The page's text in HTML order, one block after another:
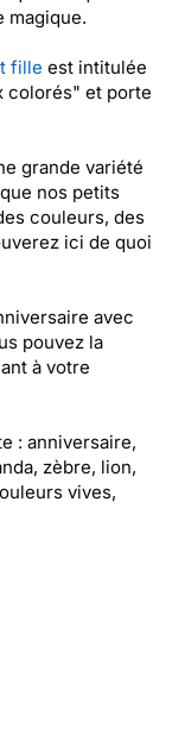
magique.
fille est intitulée
colorés" et porte
grande variété
nos petits
couleurs, des
ici de quoi
avec
pouvez la
à votre
: anniversaire,
zèbre, lion,
vives,